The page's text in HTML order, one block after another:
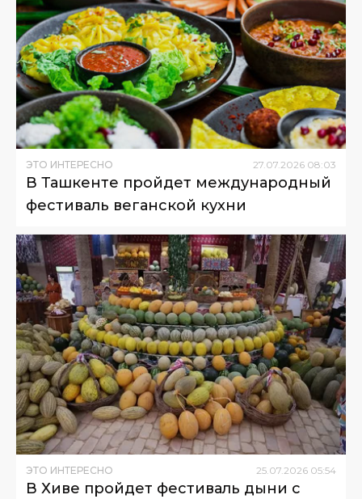
ЭТО ИНТЕРЕСНО 27 07 2026 08:03
В Ташкенте пройдет международный
фестиваль веганской кухни
ЭТО ИНТЕРЕСНО 25.07.2026 05:54
В Хиве пройдет фестиваль дыни с